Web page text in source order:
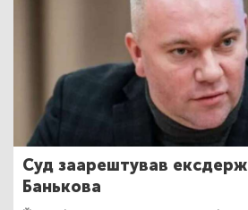
Суд заарештував
Банькова